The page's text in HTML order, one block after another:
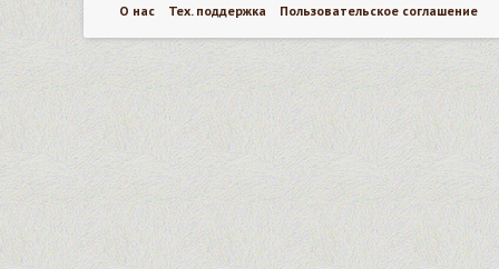
О нас Тех. поддержка Пользовательское соглашение